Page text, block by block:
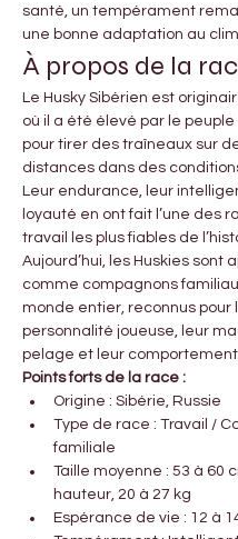
santé, un tempérament
une bonne adaptation au
À propos de la
Le Husky Sibérien est
où il a été élevé par le peuple
pour tirer des traîneaux sur
distances dans des
Leur endurance, leur
loyauté en ont fait l’une des
travail les plus fiables de
Aujourd’hui, les Huskies sont
comme compagnons
monde entier, reconnus pour
personnalité joueuse, leur
pelage et leur
Points forts de la race :
Origine : Sibérie, Russie
Type de race : Travail /
familiale
Taille moyenne : 53 à 60
hauteur, 20 à 27 kg
Espérance de vie : 12 à